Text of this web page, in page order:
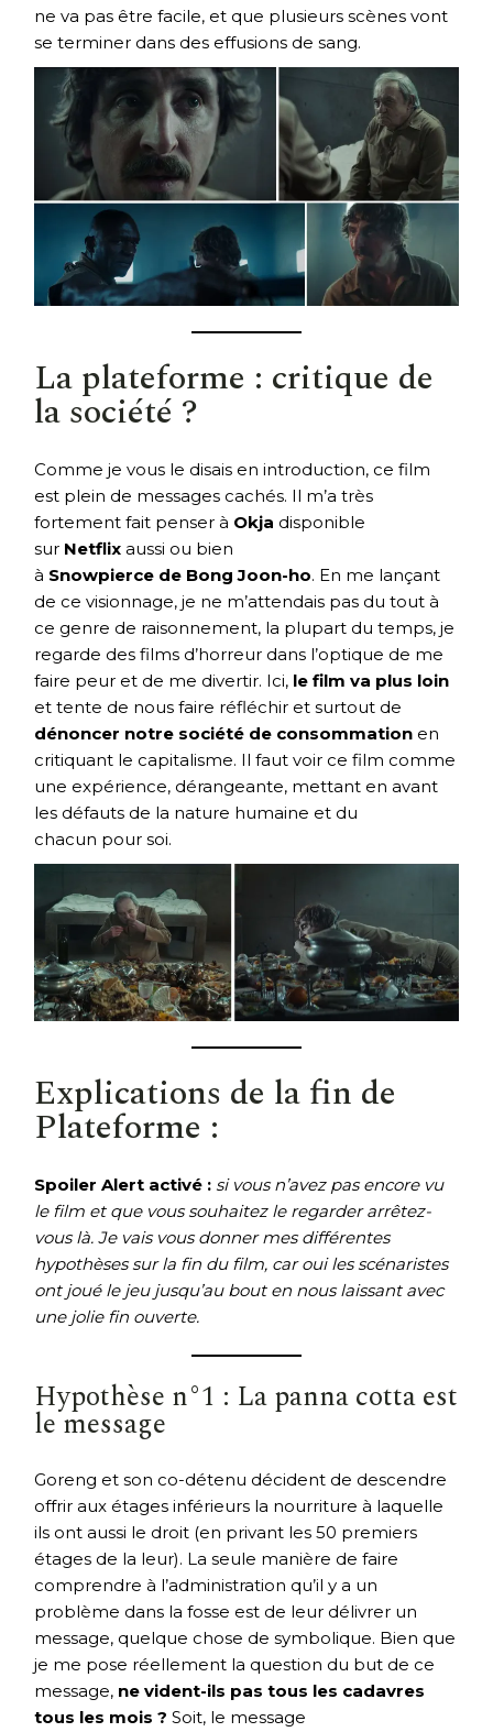
ne va pas être facile, et que plusieurs scènes vont
se terminer dans des effusions de sang.
La plateforme : critique de
la société ?
Comme je vous le disais en introduction, ce film
est plein de messages cachés. Il m’a très
fortement fait penser à Okja disponible
sur Netflix aussi ou bien
à Snowpierce de Bong Joon-ho. En me lançant
de ce visionnage, je ne m’attendais pas du tout à
ce genre de raisonnement, la plupart du temps, je
regarde des films d’horreur dans l’optique de me
faire peur et de me divertir. Ici, le film va plus loin
et tente de nous faire réfléchir et surtout de
dénoncer notre société de consommation en
critiquant le capitalisme. Il faut voir ce film comme
une expérience, dérangeante, mettant en avant
les défauts de la nature humaine et du
chacun pour soi.
Explications de la fin de
Plateforme :
Spoiler Alert activé : si vous n’avez pas encore vu
le film et que vous souhaitez le regarder arrêtez-
vous là. Je vais vous donner mes différentes
hypothèses sur la fin du film, car oui les scénaristes
ont joué le jeu jusqu’au bout en nous laissant avec
une jolie fin ouverte.
Hypothèse n°1 : La panna cotta est
le message
Goreng et son co-détenu décident de descendre
offrir aux étages inférieurs la nourriture à laquelle
ils ont aussi le droit (en privant les 50 premiers
étages de la leur). La seule manière de faire
comprendre à l’administration qu’il y a un
problème dans la fosse est de leur délivrer un
message, quelque chose de symbolique. Bien que
je me pose réellement la question du but de ce
message, ne vident-ils pas tous les cadavres
tous les mois ? Soit, le message